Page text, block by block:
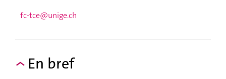
fc-tce@unige.ch
En bref